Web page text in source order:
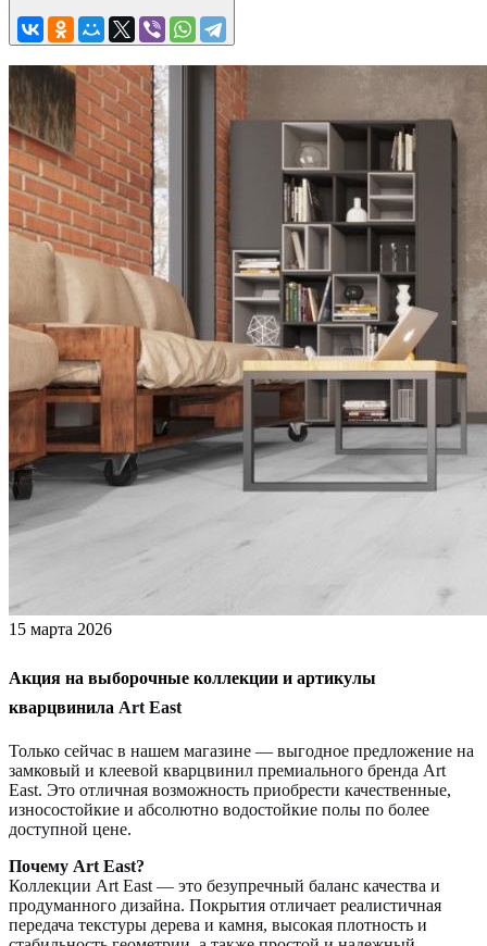
15 марта 2026
Акция на выборочные коллекции и артикулы
кварцвинила Art East
Только сейчас в нашем магазине — выгодное предложение на
замковый и клеевой кварцвинил премиального бренда Art
East. Это отличная возможность приобрести качественные,
износостойкие и абсолютно водостойкие полы по более
доступной цене.
Почему Art East?
Коллекции Art East — это безупречный баланс качества и
продуманного дизайна. Покрытия отличает реалистичная
передача текстуры дерева и камня, высокая плотность и